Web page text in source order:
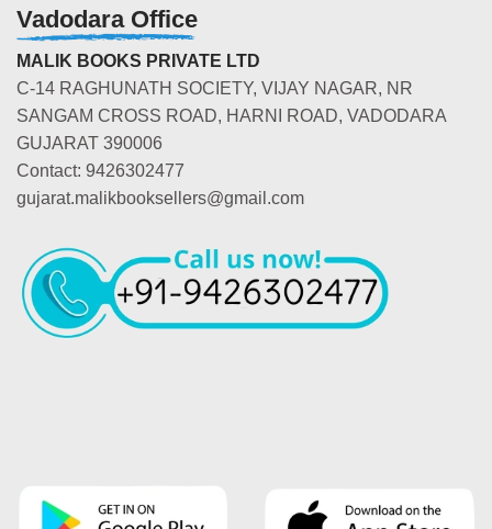
Vadodara Office
MALIK BOOKS PRIVATE LTD
C-14 RAGHUNATH SOCIETY, VIJAY NAGAR, NR
SANGAM CROSS ROAD, HARNI ROAD, VADODARA
GUJARAT 390006
Contact: 9426302477
gujarat.malikbooksellers@gmail.com